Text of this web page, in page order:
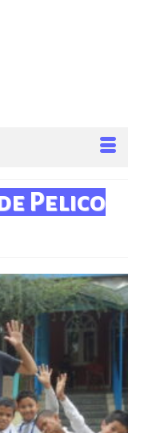
Pelico